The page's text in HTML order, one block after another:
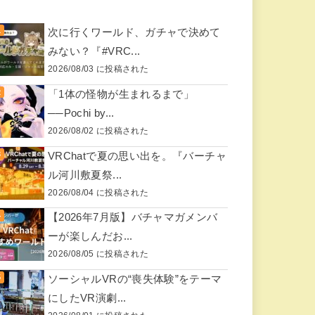
次に行くワールド、ガチャで決めて
みない？『#VRC...
2026/08/03 に投稿された
「1体の怪物が生まれるまで」
──Pochi by...
2026/08/02 に投稿された
VRChatで夏の思い出を。『バーチャ
ル河川敷夏祭...
2026/08/04 に投稿された
【2026年7月版】バチャマガメンバ
ーが楽しんだお...
2026/08/05 に投稿された
ソーシャルVRの“喪失体験”をテーマ
にしたVR演劇...